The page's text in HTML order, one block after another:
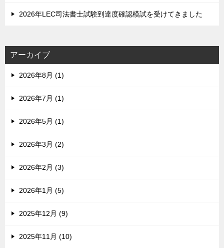
2026年LEC司法書士試験到達度確認模試を受けてきました
アーカイブ
2026年8月 (1)
2026年7月 (1)
2026年5月 (1)
2026年3月 (2)
2026年2月 (3)
2026年1月 (5)
2025年12月 (9)
2025年11月 (10)